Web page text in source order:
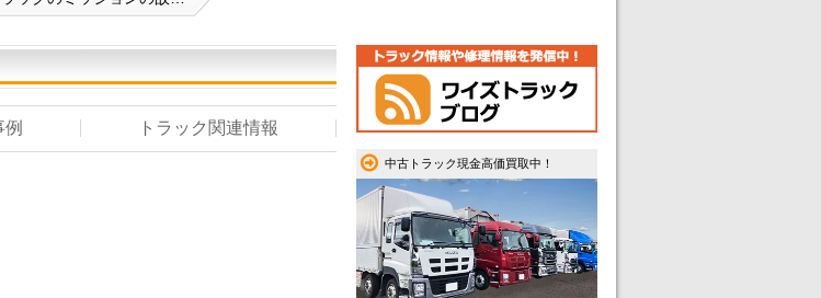
例 トラック関連情報
中古トラック現金高価買取中！